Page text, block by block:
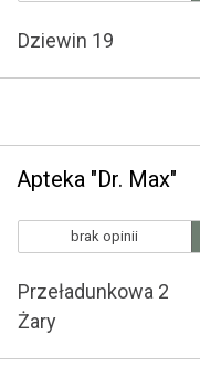
Dziewin 19
Apteka "Dr. Max"
brak opinii
Przeładunkowa 2
Żary